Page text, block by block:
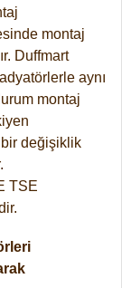
montaj
Duffmart
aynı
montaj
bir değişiklik
TSE